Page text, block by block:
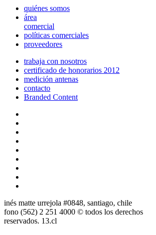
quiénes somos
área
comercial
políticas comerciales
proveedores
trabaja con nosotros
certificado de honorarios 2012
medición antenas
contacto
Branded Content
inés matte urrejola #0848, santiago, chile
fono (562) 2 251 4000 © todos los derechos
reservados. 13.cl